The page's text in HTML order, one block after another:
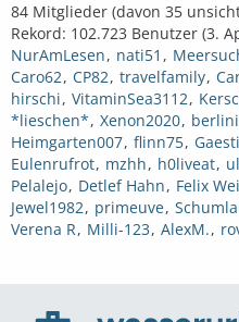
84 Mitglieder (davon 35
Rekord: 102.723 Benutzer (3.
NurAmLesen
nati51
Caro62 CP82 travelfamily
hirschi VitaminSea3112
*lieschen* Xenon2020
Heimgarten007 flinn75
Eulenrufrot mzhh h0liveat
Pelalejo Detlef Hahn Felix
Jewel1982 primeuve
Verena R Milli-123 AlexM.